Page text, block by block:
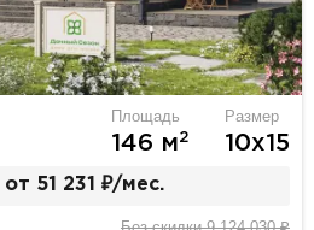
Площадь
146 м2
Размер
10х15
от 51 231 ₽/мес.